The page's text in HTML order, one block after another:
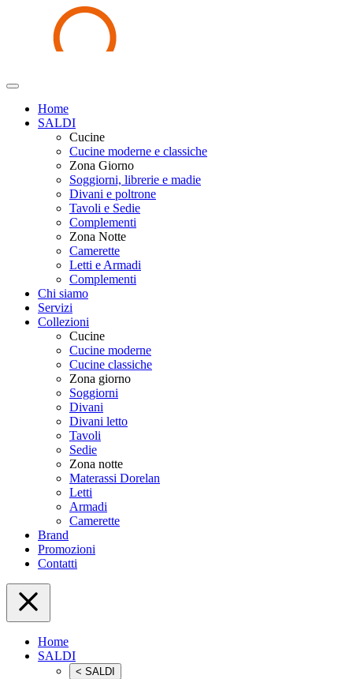
Home
SALDI
Cucine
Cucine moderne e classiche
Zona Giorno
Soggiorni, librerie e madie
Divani e poltrone
Tavoli e Sedie
Complementi
Zona Notte
Camerette
Letti e Armadi
Complementi
Chi siamo
Servizi
Collezioni
Cucine
Cucine moderne
Cucine classiche
Zona giorno
Soggiorni
Divani
Divani letto
Tavoli
Sedie
Zona notte
Materassi Dorelan
Letti
Armadi
Camerette
Brand
Promozioni
Contatti
Home
SALDI
< SALDI